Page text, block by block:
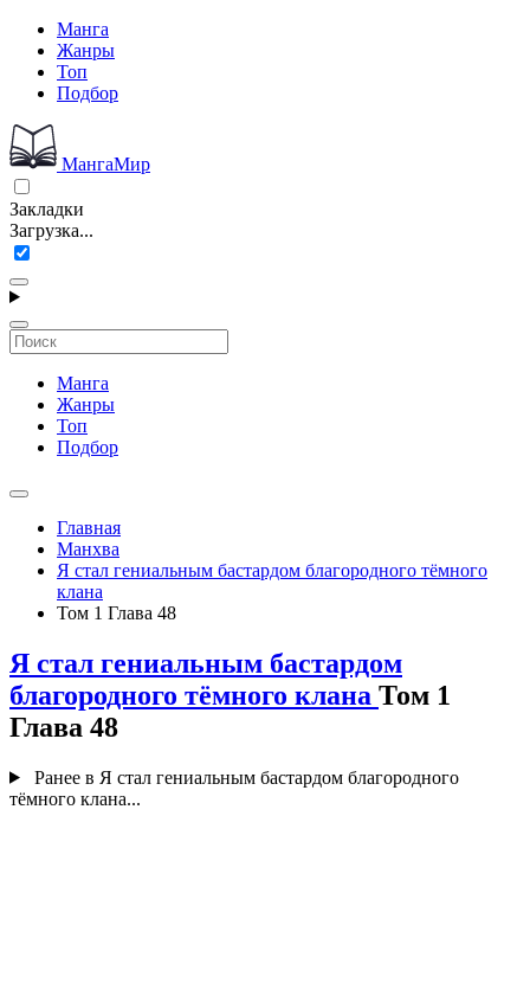
Манга
Жанры
Топ
Подбор
МангаМир
Закладки
Загрузка...
Манга
Жанры
Топ
Подбор
Главная
Манхва
Я стал гениальным бастардом благородного тёмного
клана
Том 1 Глава 48
Я стал гениальным бастардом
благородного тёмного клана Том 1
Глава 48
Ранее в Я стал гениальным бастардом благородного
тёмного клана...